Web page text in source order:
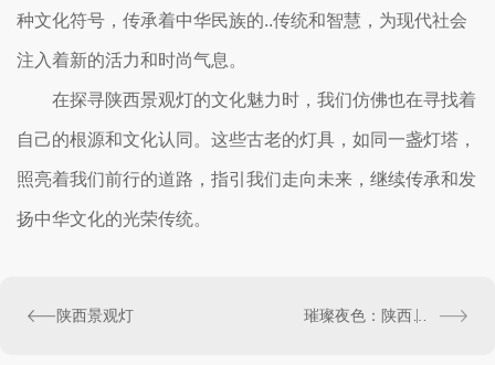
种文化符号，传承着中华民族的..传统和智慧，为现代社会
注入着新的活力和时尚气息。
在探寻陕西景观灯的文化魅力时，我们仿佛也在寻找着
自己的根源和文化认同。这些古老的灯具，如同一盏灯塔，
照亮着我们前行的道路，指引我们走向未来，继续传承和发
扬中华文化的光荣传统。
陕西景观灯